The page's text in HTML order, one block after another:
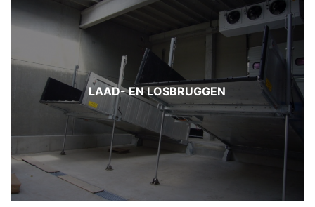
LAAD- EN LOSBRUGGEN